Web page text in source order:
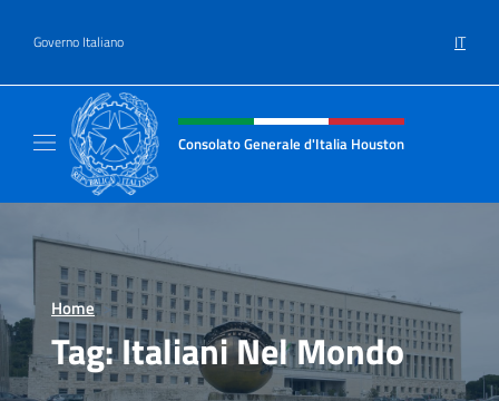
Governo Italiano IT
Intestazione sito, social e menù
Consolato Generale d'Italia Houston
Home >
Tag:Italiani Nel Mondo